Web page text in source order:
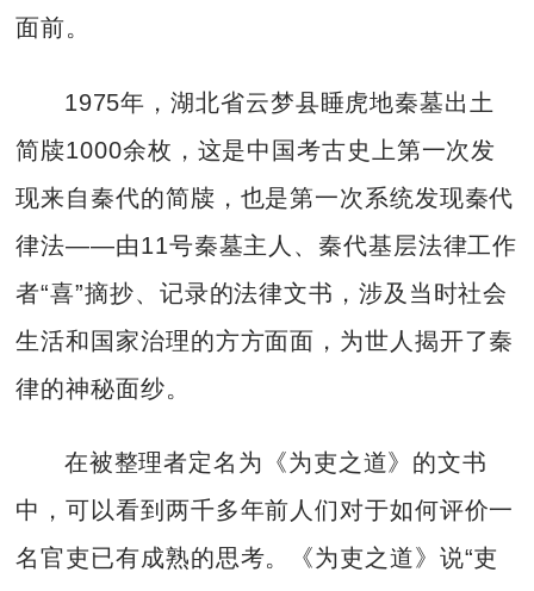
面前。
1975年，湖北省云梦县睡虎地秦墓出土
简牍1000余枚，这是中国考古史上第一次发
现来自秦代的简牍，也是第一次系统发现秦代
律法——由11号秦墓主人、秦代基层法律工作
者“喜”摘抄、记录的法律文书，涉及当时社会
生活和国家治理的方方面面，为世人揭开了秦
律的神秘面纱。
在被整理者定名为《为吏之道》的文书
中，可以看到两千多年前人们对于如何评价一
名官吏已有成熟的思考。《为吏之道》说“吏